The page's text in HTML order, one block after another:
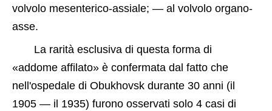
volvolo mesenterico-assiale; — al volvolo organo-
asse.
La rarità esclusiva di questa forma di
«addome affilato» è confermata dal fatto che
nell'ospedale di Obukhovsk durante 30 anni (il
1905 — il 1935) furono osservati solo 4 casi di